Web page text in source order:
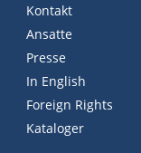
Kontakt
Ansatte
Presse
In English
Foreign Rights
Kataloger